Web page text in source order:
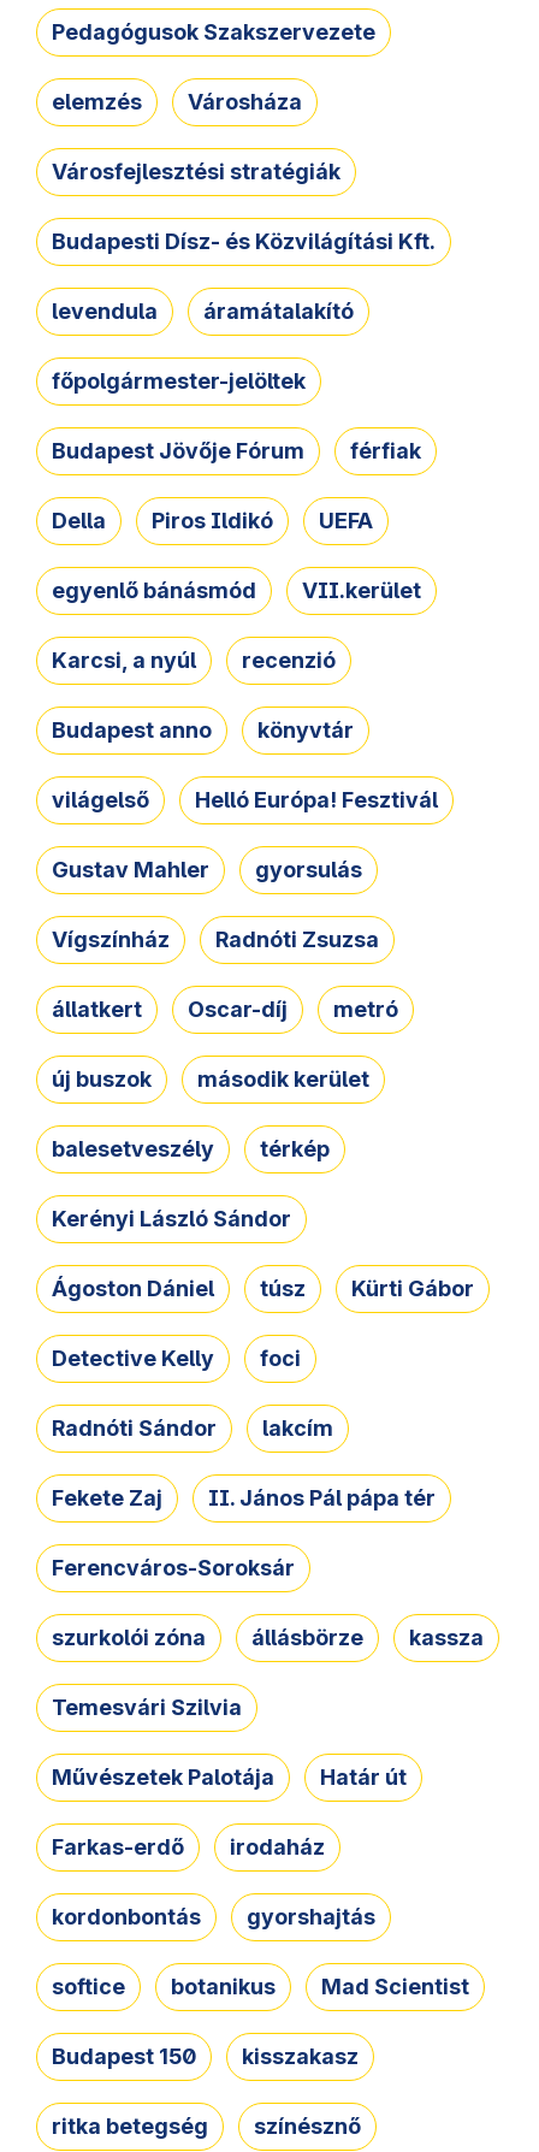
Pedagógusok Szakszervezete
elemzés Városháza
Városfejlesztési stratégiák
Budapesti Dísz- és Közvilágítási Kft.
levendula áramátalakító
főpolgármester-jelöltek
Budapest Jövője Fórum férfiak
Della Piros Ildikó UEFA
egyenlő bánásmód VII.kerület
Karcsi, a nyúl recenzió
Budapest anno könyvtár
világelső Helló Európa! Fesztivál
Gustav Mahler gyorsulás
Vígszínház Radnóti Zsuzsa
állatkert Oscar-díj metró
új buszok második kerület
balesetveszély térkép
Kerényi László Sándor
Ágoston Dániel túsz Kürti Gábor
Detective Kelly foci
Radnóti Sándor lakcím
Fekete Zaj II. János Pál pápa tér
Ferencváros-Soroksár
szurkolói zóna állásbörze kassza
Temesvári Szilvia
Művészetek Palotája Határ út
Farkas-erdő irodaház
kordonbontás gyorshajtás
softice botanikus Mad Scientist
Budapest 150 kisszakasz
ritka betegség színésznő